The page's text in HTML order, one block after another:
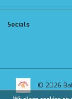
Socials
© 2026